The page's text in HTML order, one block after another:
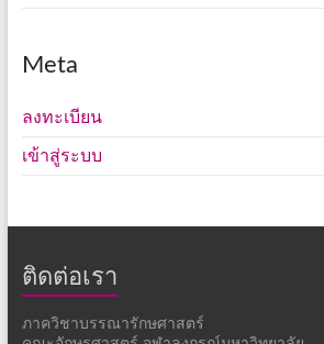
Meta
ลงทะเบียน
เข้าสู่ระบบ
ติดต่อเรา
ภาควิชาบรรณารักษศาสตร์